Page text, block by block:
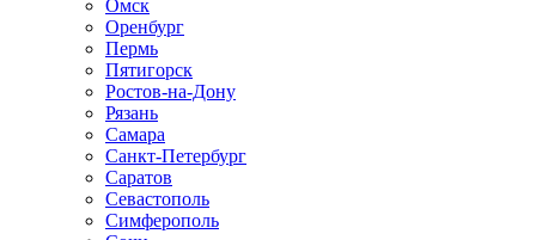
Омск
Оренбург
Пермь
Пятигорск
Ростов-на-Дону
Рязань
Самара
Санкт-Петербург
Саратов
Севастополь
Симферополь